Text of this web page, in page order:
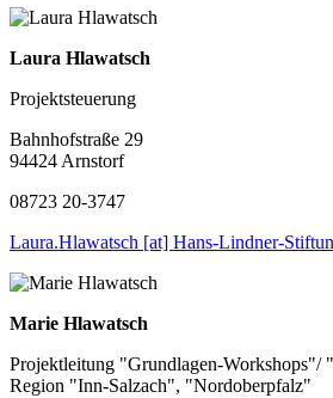
Laura Hlawatsch
Projektsteuerung
Bahnhofstraße 29
94424 Arnstorf
08723 20-3747
Laura.Hlawatsch [at] Hans-Lindner-
Marie Hlawatsch
Projektleitung "Grundlagen-Workshops"/
Region "Inn-Salzach", "Nordoberpfalz"